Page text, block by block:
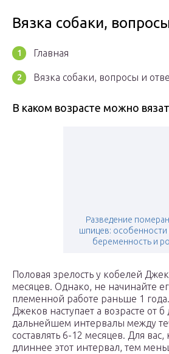
Вязка собаки,
Главная
Вязка собаки, вопросы и
В каком возрасте можно
Разведение
шпицев: особенности
беременность и
Половая зрелость у кобелей
месяцев. Однако, не начинайте
племенной работе раньше 1
Джеков наступает a возрасте от
дальнейшем интервалы между
составлять 6-12 месяцев. Для вас,
длиннее этот интервал, тем